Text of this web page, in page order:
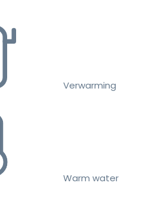
Verwarming
Warm water